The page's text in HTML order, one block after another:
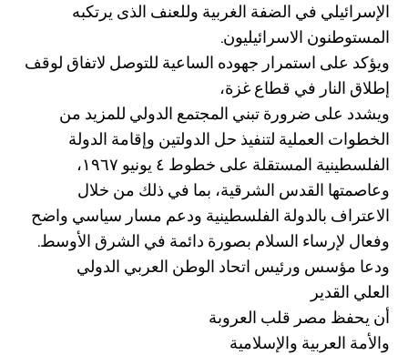
الإسرائيلي في الضفة الغربية وللعنف الذى يرتكبه
المستوطنون الاسرائيليون.
ويؤكد على استمرار جهوده الساعية للتوصل لاتفاق لوقف
إطلاق النار في قطاع غزة،
ويشدد على ضرورة تبني المجتمع الدولي للمزيد من
الخطوات العملية لتنفيذ حل الدولتين وإقامة الدولة
الفلسطينية المستقلة على خطوط ٤ يونيو ١٩٦٧،
وعاصمتها القدس الشرقية، بما في ذلك من خلال
الاعتراف بالدولة الفلسطينية ودعم مسار سياسي واضح
وفعال لإرساء السلام بصورة دائمة في الشرق الأوسط.
ودعا مؤسس ورئيس اتحاد الوطن العربي الدولي
العلي القدير
أن يحفظ مصر قلب العروبة
والأمة العربية والإسلامية